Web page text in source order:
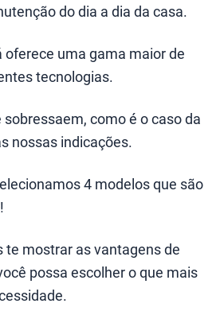
do dia a dia da casa.
oferece uma gama maior de
tecnologias.
como é o caso da
nossas indicações.
4 modelos que são
te mostrar as vantagens de
possa escolher o que mais